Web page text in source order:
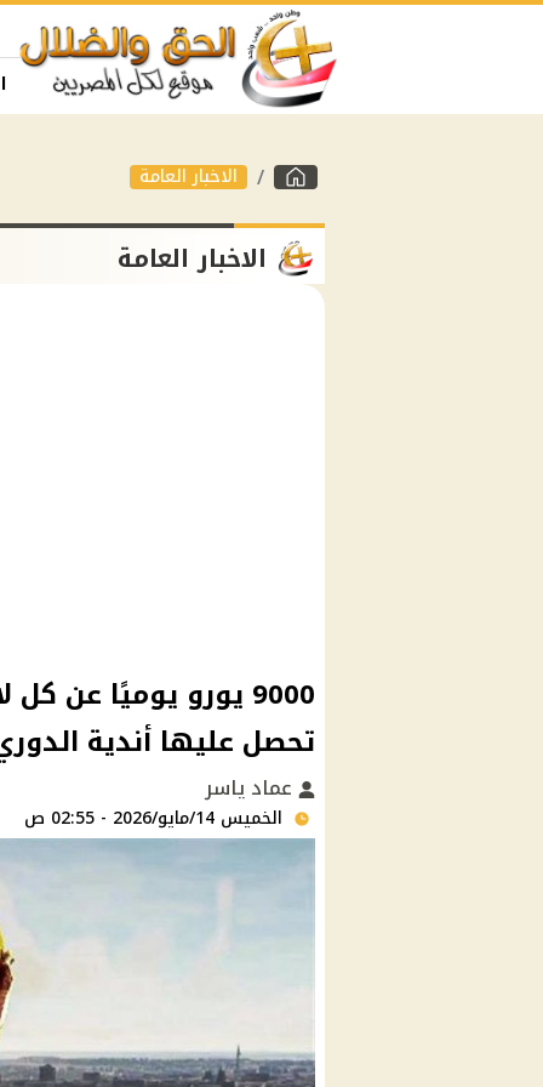
الاخبار العامة
الاخبار العامة
9000 يورو يوميًا
تحصل عليها أندية
عماد ياسر
الخميس 14/مايو/2026 - 02:55 ص